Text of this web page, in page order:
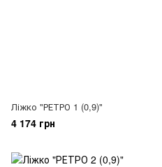
Ліжко "РЕТРО 1 (0,9)"
4 174 грн